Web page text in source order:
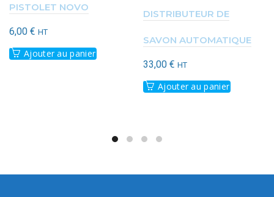
PISTOLET NOVO
6,00 € HT
Ajouter au panier
DISTRIBUTEUR DE
SAVON AUTOMATIQUE
33,00 € HT
Ajouter au panier